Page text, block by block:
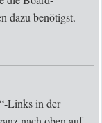
dazu benötigst.
Links in der